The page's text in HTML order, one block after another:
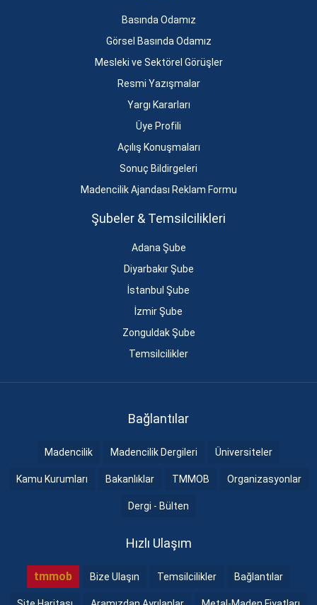
Basında Odamız
Görsel Basında Odamız
Mesleki ve Sektörel Görüşler
Resmi Yazışmalar
Yargı Kararları
Üye Profili
Açılış Konuşmaları
Sonuç Bildirgeleri
Madencilik Ajandası Reklam Formu
Şubeler & Temsilcilikleri
Adana Şube
Diyarbakır Şube
İstanbul Şube
İzmir Şube
Zonguldak Şube
Temsilcilikler
Bağlantılar
Madencilik Madencilik Dergileri Üniversiteler
Kamu Kurumları Bakanlıklar TMMOB Organizasyonlar
Dergi - Bülten
Hızlı Ulaşım
tmmob Bize Ulaşın Temsilcilikler Bağlantılar